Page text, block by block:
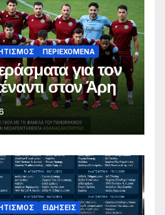
ΠΕΡΙΕΧΌΜΕΝΑ
για τον
στον Άρη
ΕΙΔΉΣΕΙΣ